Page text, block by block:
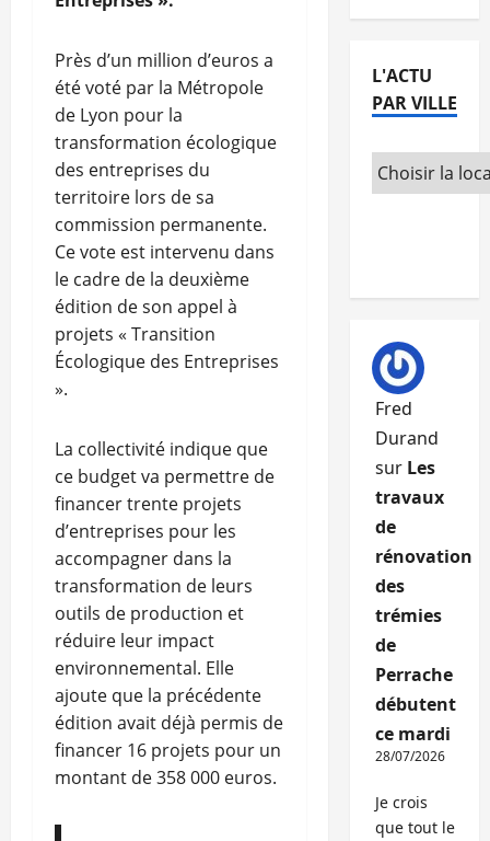
Près d’un million d’euros a
été voté par la Métropole
de Lyon pour la
transformation écologique
des entreprises du
territoire lors de sa
commission permanente.
Ce vote est intervenu dans
le cadre de la deuxième
édition de son appel à
projets « Transition
Écologique des Entreprises
».
La collectivité indique que
ce budget va permettre de
financer trente projets
d’entreprises pour les
accompagner dans la
transformation de leurs
outils de production et
réduire leur impact
environnemental. Elle
ajoute que la précédente
édition avait déjà permis de
financer 16 projets pour un
montant de 358 000 euros.
L'ACTU
PAR VILLE
Fred
Durand
sur Les
travaux
de
rénovation
des
trémies
de
Perrache
débutent
ce mardi
28/07/2026
Je crois
que tout le